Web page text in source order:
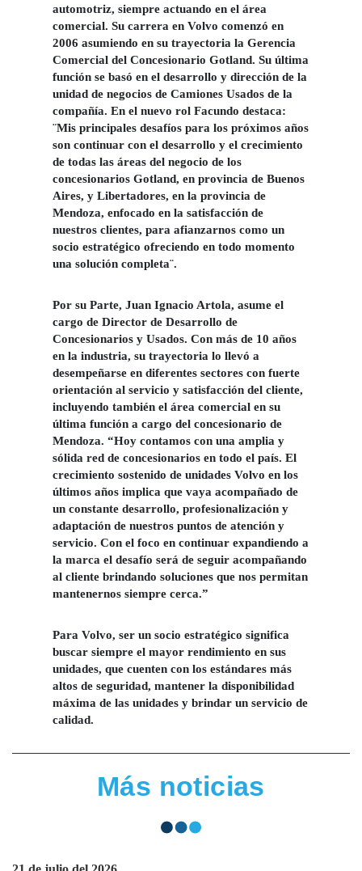
automotriz, siempre actuando en el área
comercial. Su carrera en Volvo comenzó en
2006 asumiendo en su trayectoria la Gerencia
Comercial del Concesionario Gotland. Su última
función se basó en el desarrollo y dirección de la
unidad de negocios de Camiones Usados de la
compañía. En el nuevo rol Facundo destaca:
¨Mis principales desafíos para los próximos años
son continuar con el desarrollo y el crecimiento
de todas las áreas del negocio de los
concesionarios Gotland, en provincia de Buenos
Aires, y Libertadores, en la provincia de
Mendoza, enfocado en la satisfacción de
nuestros clientes, para afianzarnos como un
socio estratégico ofreciendo en todo momento
una solución completa¨.
Por su Parte, Juan Ignacio Artola, asume el
cargo de Director de Desarrollo de
Concesionarios y Usados. Con más de 10 años
en la industria, su trayectoria lo llevó a
desempeñarse en diferentes sectores con fuerte
orientación al servicio y satisfacción del cliente,
incluyendo también el área comercial en su
última función a cargo del concesionario de
Mendoza. “Hoy contamos con una amplia y
sólida red de concesionarios en todo el país. El
crecimiento sostenido de unidades Volvo en los
últimos años implica que vaya acompañado de
un constante desarrollo, profesionalización y
adaptación de nuestros puntos de atención y
servicio. Con el foco en continuar expandiendo a
la marca el desafío será de seguir acompañando
al cliente brindando soluciones que nos permitan
mantenernos siempre cerca.”
Para Volvo, ser un socio estratégico significa
buscar siempre el mayor rendimiento en sus
unidades, que cuenten con los estándares más
altos de seguridad, mantener la disponibilidad
máxima de las unidades y brindar un servicio de
calidad.
Más noticias